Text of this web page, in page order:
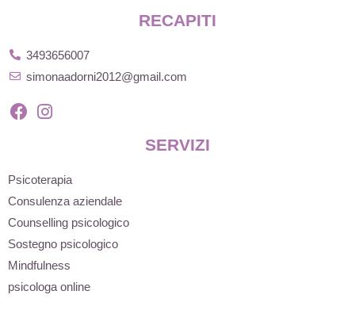
RECAPITI
3493656007
simonaadorni2012@gmail.com
SERVIZI
Psicoterapia
Consulenza aziendale
Counselling psicologico
Sostegno psicologico
Mindfulness
psicologa online